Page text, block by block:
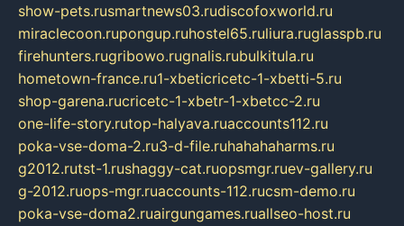
show-pets.rusmartnews03.rudiscofoxworld.ru
miraclecoon.rupongup.ruhostel65.ruliura.ruglasspb.ru
firehunters.rugribowo.rugnalis.rubulkitula.ru
hometown-france.ru1-xbeticricetc-1-xbetti-5.ru
shop-garena.rucricetc-1-xbetr-1-xbetcc-2.ru
one-life-story.rutop-halyava.ruaccounts112.ru
poka-vse-doma-2.ru3-d-file.ruhahahaharms.ru
g2012.rutst-1.rushaggy-cat.ruopsmgr.ruev-gallery.ru
g-2012.ruops-mgr.ruaccounts-112.rucsm-demo.ru
poka-vse-doma2.ruairgungames.ruallseo-host.ru